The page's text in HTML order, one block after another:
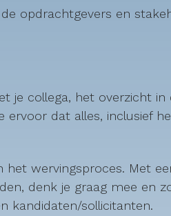
opdrachtgevers en
je collega, het overzicht in
ervoor dat alles, inclusief
wervingsproces. Met
denk je graag mee en
kandidaten/sollicitanten.